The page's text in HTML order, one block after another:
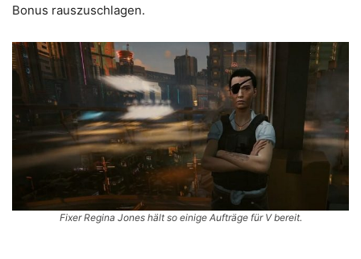
Bonus rauszuschlagen.
Fixer Regina Jones hält so einige Aufträge für V bereit.